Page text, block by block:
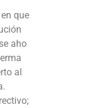
que
aho
al